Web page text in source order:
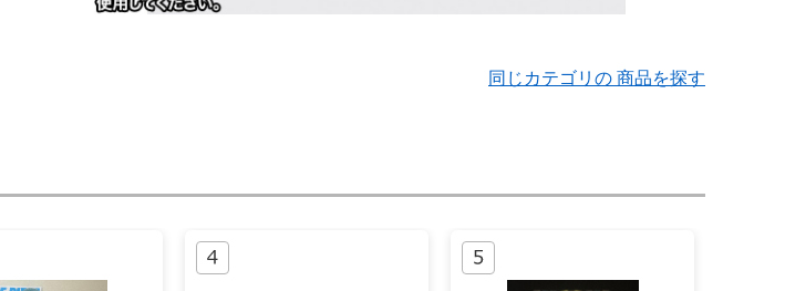
同じカテゴリの 商品を探す